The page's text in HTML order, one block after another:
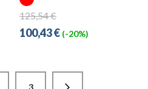
125,54 €
100,43 € (-20%)